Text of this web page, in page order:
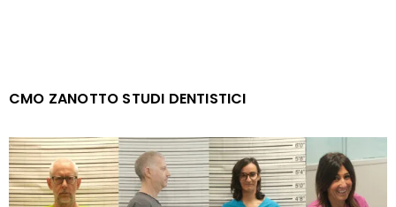
CMO ZANOTTO STUDI DENTISTICI